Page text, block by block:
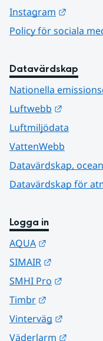
Instagram
Policy för sociala
Datavärdskap
Nationella
Luftwebb
Luftmiljödata
VattenWebb
Datavärdskap,
Datavärdskap för
Logga in
AQUA
SIMAIR
SMHI Pro
Timbr
Vinterväg
Väderlarm